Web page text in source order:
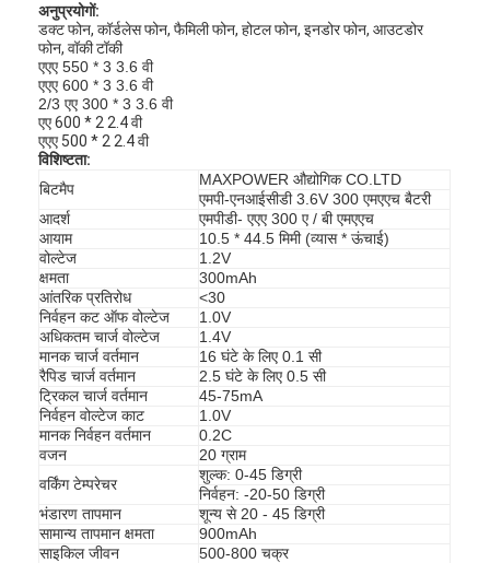
अनुप्रयोगों:
डक्ट फोन, कॉर्डलेस फोन, फैमिली फोन, होटल फोन, इनडोर फोन, आउटडोर
फोन, वॉकी टॉकी
एएए 550 * 3 3.6 वी
एएए 600 * 3 3.6 वी
2/3 एए 300 * 3 3.6 वी
एए 600 * 2 2.4 वी
एएए 500 * 2 2.4 वी
विशिष्टता:
बिटमैप
MAXPOWER औद्योगिक CO.LTD
एमपी-एनआईसीडी 3.6V 300 एमएएच बैटरी
आदर्श
एमपीडी- एएए 300 ए / बी एमएएच
आयाम
10.5 * 44.5 मिमी (व्यास * ऊंचाई)
वोल्टेज
1.2V
क्षमता
300mAh
आंतरिक प्रतिरोध
<30
निर्वहन कट ऑफ वोल्टेज
1.0V
अधिकतम चार्ज वोल्टेज
1.4V
मानक चार्ज वर्तमान
16 घंटे के लिए 0.1 सी
रैपिड चार्ज वर्तमान
2.5 घंटे के लिए 0.5 सी
ट्रिकल चार्ज वर्तमान
45-75mA
निर्वहन वोल्टेज काट
1.0V
मानक निर्वहन वर्तमान
0.2C
वजन
20 ग्राम
वर्किंग टेम्परेचर
शुल्क: 0-45 डिग्री
निर्वहन: -20-50 डिग्री
भंडारण तापमान
शून्य से 20 - 45 डिग्री
सामान्य तापमान क्षमता
900mAh
साइकिल जीवन
500-800 चक्र